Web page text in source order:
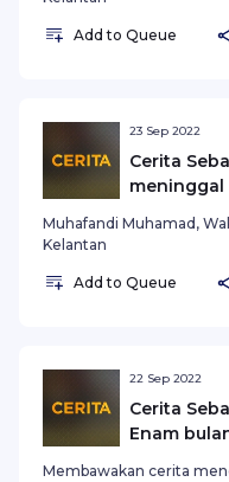
Add to Queue
23 Sep 2022
Cerita
meninggal
Muhafandi Muhamad,
Kelantan
Add to Queue
22 Sep 2022
Cerita
Enam
Membawakan cerita